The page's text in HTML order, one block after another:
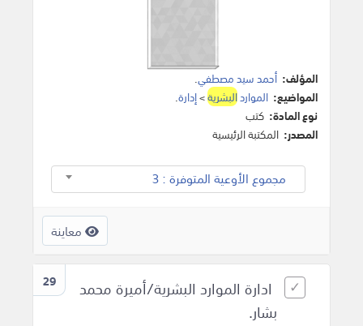
المؤلف: أحمد سيد مصطفي.
المواضيع: المواردالبشرية>إدارة.
نوع المادة: كتب
المصدر: المكتبة الرئيسية
مجموع الأوعية المتوفرة : 3
معاينة
29
ادارة الموارد البشرية/أميرة محمد
بشار.